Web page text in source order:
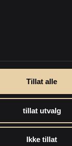
Tillat alle
tillat utvalg
Ikke tillat
Selge eiendom
Kjøpe eiendom